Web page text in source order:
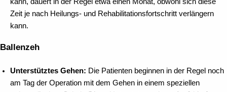
Zeit je nach Heilungs- und Rehabilitationsfortschritt verlängern
kann.
Ballenzeh
Unterstütztes Gehen: Die Patienten beginnen in der Regel noch
am Tag der Operation mit dem Gehen in einem speziellen